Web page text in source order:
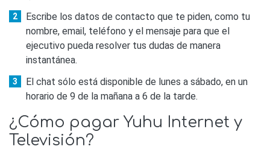
Escribe los datos de contacto que te piden, como tu
nombre, email, teléfono y el mensaje para que el
ejecutivo pueda resolver tus dudas de manera
instantánea.
El chat sólo está disponible de lunes a sábado, en un
horario de 9 de la mañana a 6 de la tarde.
¿Cómo pagar Yuhu Internet y
Televisión?